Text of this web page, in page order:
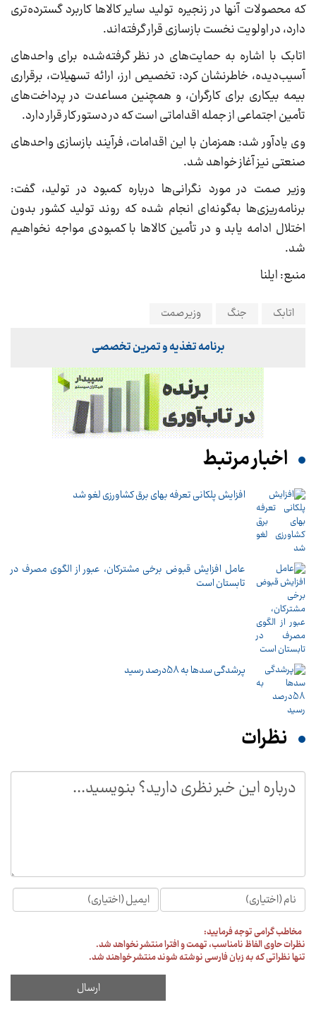
که محصولات آنها در زنجیره تولید سایر کالا‌ها کاربرد گسترده‌تری
دارد، در اولویت نخست بازسازی قرار گرفته‌اند.
اتابک با اشاره به حمایت‌های در نظر گرفته‌شده برای واحد‌های
آسیب‌دیده، خاطرنشان کرد: تخصیص ارز، ارائه تسهیلات، برقراری
بیمه بیکاری برای کارگران، و همچنین مساعدت در پرداخت‌های
تأمین اجتماعی از جمله اقداماتی است که در دستور کار قرار دارد.
وی یادآور شد: همزمان با این اقدامات، فرآیند بازسازی واحد‌های
صنعتی نیز آغاز خواهد شد.
وزیر صمت در مورد نگرانی‌ها درباره کمبود در تولید، گفت:
برنامه‌ریزی‌ها به‌گونه‌ای انجام شده که روند تولید کشور بدون
اختلال ادامه یابد و در تأمین کالا‌ها با کمبودی مواجه نخواهیم
شد.
منبع: ایلنا
اتابک جنگ وزیر صمت
برنامه تغذیه و تمرین تخصصی
اخبار مرتبط
افزایش پلکانی تعرفه بهای برق کشاورزی لغو شد
عامل افزایش قبوض برخی مشترکان، عبور از الگوی مصرف در
تابستان است
پرشدگی سدها به 58درصد رسید
نظرات
مخاطب گرامی توجه فرمایید:
نظرات حاوی الفاظ نامناسب، تهمت و افترا منتشر نخواهد شد.
تنها نظراتی که به زبان فارسی نوشته شوند منتشر خواهند شد.